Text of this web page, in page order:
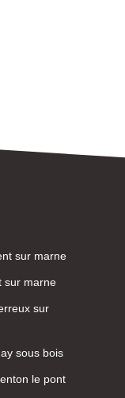
sur marne
sur marne
sur
sous bois
le pont